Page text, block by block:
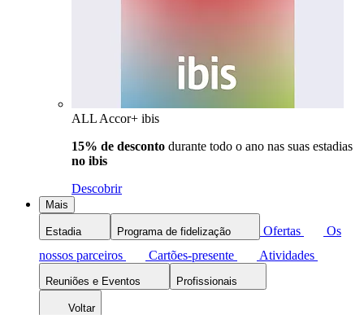
ALL Accor+ ibis
15% de desconto durante todo o ano nas suas estadias
no ibis
Descobrir
Mais
Estadia Programa de fidelização Ofertas
Os
nossos parceiros
Cartões-presente Atividades
Reuniões e Eventos Profissionais
Voltar